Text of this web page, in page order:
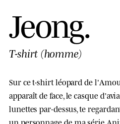
Jeong.
T-shirt (homme)
Sur ce t-shirt léopard de
apparaît de face, le casque
lunettes par-dessus, te
un personnage de ma série